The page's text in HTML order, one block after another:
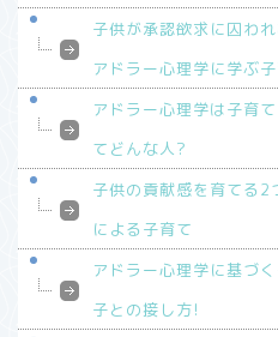
子供が承認欲求に囚わ
アドラー心理学に学ぶ
アドラー心理学は子育
てどんな人?
子供の貢献感を育てる
による子育て
アドラー心理学に基づ
子との接し方!